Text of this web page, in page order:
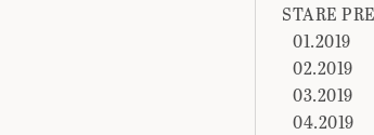
STARE
01.2019
02.2019
03.2019
04.2019